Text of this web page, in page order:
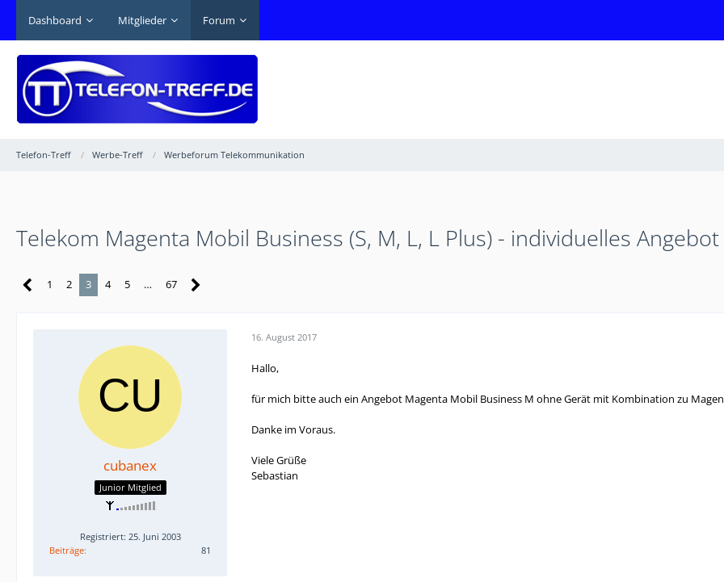
Dashboard Mitglieder Forum
Telefon-Treff Werbe-Treff Werbeforum Telekommunikation
Telekom Magenta Mobil Business (S, M, L, L Plus) - individuelles
1 2 3 4 5 … 67
cubanex
Junior Mitglied
Registriert: 25. Juni 2003
Beiträge
81
16. August 2017
Hallo,
für mich bitte auch ein Angebot Magenta Mobil Business M ohne Gerät mit Kombination zu
Danke im Voraus.
Viele Grüße
Sebastian